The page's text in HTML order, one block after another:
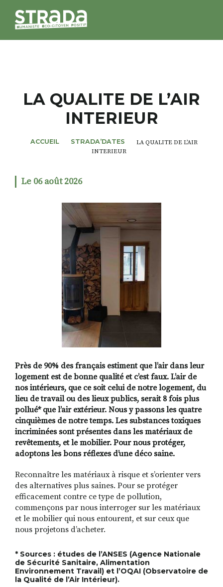
MAGAZINES
NOS THÈMES
ALTER STRADA
ROSÉE DE MAI
RECHERCHER S'ABONNER
FACEBOOKINSTAGRAM
LA QUALITE DE L’AIR
INTERIEUR
ACCUEIL STRADA’DATES
LA QUALITE DE L’AIR
INTERIEUR
Le 06 août 2026
Près de 90% des français estiment que l’air dans leur
logement est de bonne qualité et c’est faux. L’air de
nos intérieurs, que ce soit celui de notre logement, du
lieu de travail ou des lieux publics, serait 8 fois plus
pollué* que l’air extérieur. Nous y passons les quatre
cinquièmes de notre temps. Les substances toxiques
incriminées sont présentes dans les matériaux de
revêtements, et le mobilier. Pour nous protéger,
adoptons les bons réflexes d’une déco saine.
Reconnaître les matériaux à risque et s’orienter vers
des alternatives plus saines. Pour se protéger
efficacement contre ce type de pollution,
commençons par nous interroger sur les matériaux
et le mobilier qui nous entourent, et sur ceux que
nous projetons d’acheter.
* Sources : études de l’ANSES (Agence Nationale
de Sécurité Sanitaire, Alimentation
Environnement Travail) et l’OQAI (Observatoire de
la Qualité de l’Air Intérieur).